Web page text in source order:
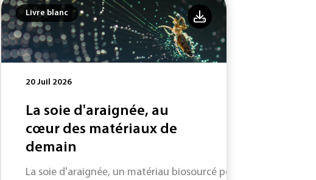
Livre blanc
20 Juil 2026
La soie d'araignée, au
cœur des matériaux de
demain
La soie d'araignée, un matériau biosourcé performant et